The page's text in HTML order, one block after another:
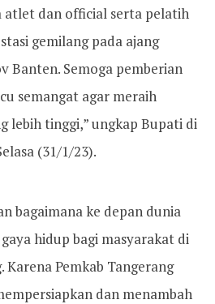
atlet dan official serta pelatih
gemilang pada ajang
Banten. Semoga pemberian
semangat agar meraih
lebih tinggi,” ungkap Bupati di
(31/1/23).
bagaimana ke depan dunia
hidup bagi masyarakat di
Karena Pemkab Tangerang
dan menambah